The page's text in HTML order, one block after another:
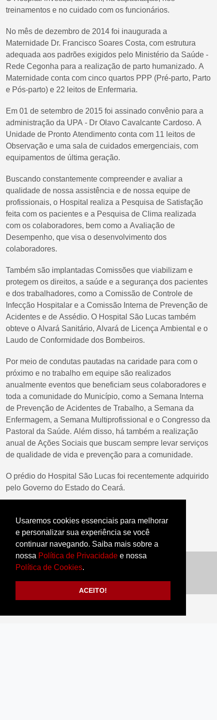
Usaremos cookies essenciais para melhorar
e personalizar sua experiência se você
continuar navegando. Saiba mais sobre a
nossa Política de Privacidade e nossa
Política de Cookies.
ACEITO!
treinamentos e no cuidado com os funcionários.
No mês de dezembro de 2014 foi inaugurada a
Maternidade Dr. Francisco Soares Costa, com estrutura
adequada aos padrões exigidos pelo Ministério da Saúde -
Rede Cegonha para a realização de parto humanizado. A
Maternidade conta com cinco quartos PPP (Pré-parto, Parto
e Pós-parto) e 22 leitos de Enfermaria.
Em 01 de setembro de 2015 foi assinado convênio para a
administração da UPA - Dr Olavo Cavalcante Cardoso. A
Unidade de Pronto Atendimento conta com 11 leitos de
Observação e uma sala de cuidados emergenciais, com
equipamentos de última geração.
Buscando constantemente compreender e avaliar a
qualidade de nossa assistência e de nossa equipe de
profissionais, o Hospital realiza a Pesquisa de Satisfação
feita com os pacientes e a Pesquisa de Clima realizada
com os colaboradores, bem como a Avaliação de
Desempenho, que visa o desenvolvimento dos
colaboradores.
Também são implantadas Comissões que viabilizam e
protegem os direitos, a saúde e a segurança dos pacientes
e dos trabalhadores, como a Comissão de Controle de
Infecção Hospitalar e a Comissão Interna de Prevenção de
Acidentes e de Assédio. O Hospital São Lucas também
obteve o Alvará Sanitário, Alvará de Licença Ambiental e o
Laudo de Conformidade dos Bombeiros.
Por meio de condutas pautadas na caridade para com o
próximo e no trabalho em equipe são realizados
anualmente eventos que beneficiam seus colaboradores e
toda a comunidade do Município, como a Semana Interna
de Prevenção de Acidentes de Trabalho, a Semana da
Enfermagem, a Semana Multiprofissional e o Congresso da
Pastoral da Saúde. Além disso, há também a realização
anual de Ações Sociais que buscam sempre levar serviços
de qualidade de vida e prevenção para a comunidade.
O prédio do Hospital São Lucas foi recentemente adquirido
pelo Governo do Estado do Ceará.
Compartilhe: